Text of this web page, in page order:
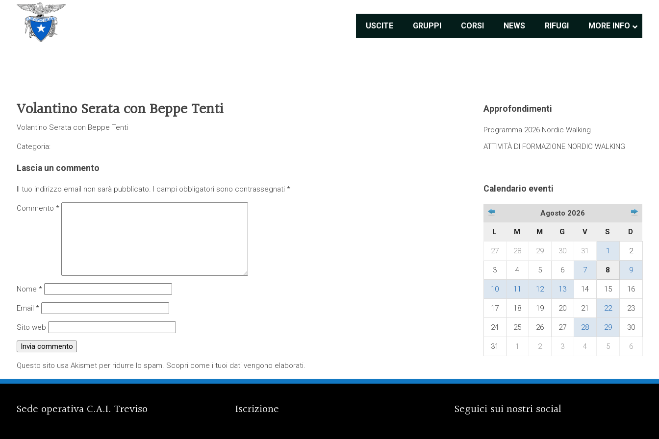
USCITE GRUPPI CORSI NEWS RIFUGI MORE INFO
Volantino Serata con Beppe Tenti
Volantino Serata con Beppe Tenti
Categoria:
Lascia un commento
Il tuo indirizzo email non sarà pubblicato. I campi obbligatori sono contrassegnati *
Commento *
Nome *
Email *
Sito web
Questo sito usa Akismet per ridurre lo spam. Scopri come i tuoi dati vengono elaborati.
Approfondimenti
Programma 2026 Nordic Walking
ATTIVITÀ DI FORMAZIONE NORDIC WALKING
Calendario eventi
Agosto 2026
L M M G V S D
27 28 29 30 31 1 2
3 4 5 6 7 8 9
10 11 12 13 14 15 16
17 18 19 20 21 22 23
24 25 26 27 28 29 30
31 1 2 3 4 5 6
Sede operativa C.A.I. Treviso Iscrizione Seguici sui nostri social